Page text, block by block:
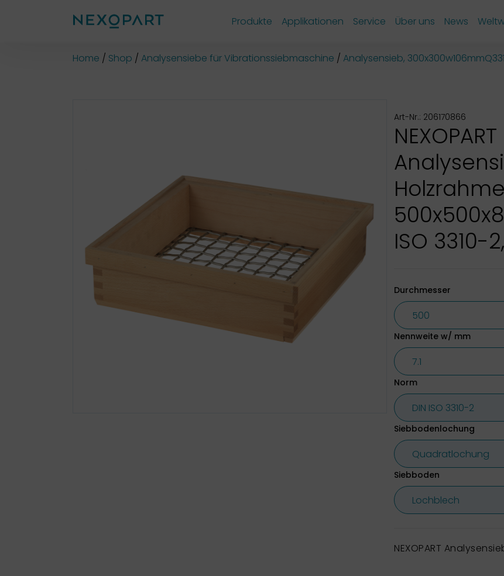
Produkte Applikationen Service Über uns News
Home Shop Analysensiebe für Vibrationssiebmaschine Analysensieb,
Art-Nr.: 206170866
NEXOPART
ISO 3310-
Durchmesser
Nennweite w/ mm
Norm
Siebbodenlochung
Siebboden
NEXOPART